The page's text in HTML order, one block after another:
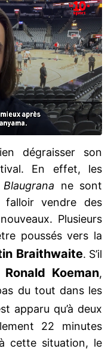
dégraisser son
En effet, les
Blaugrana ne sont
vendre des
Plusieurs
poussés vers la
Braithwaite. S’il
Ronald Koeman,
du tout dans les
apparu qu’à deux
22 minutes
cette situation, le